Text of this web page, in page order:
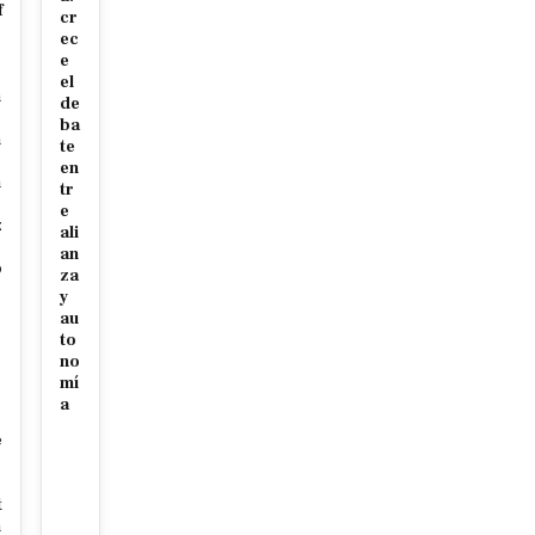
cr
ec
e
el
de
ba
te
en
tr
e
ali
an
za
y
au
to
no
mí
a